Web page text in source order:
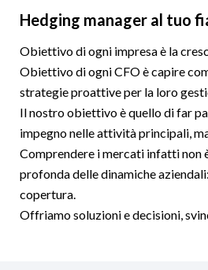
Hedging manager al tuo
Obiettivo di ogni impresa è la
Obiettivo di ogni CFO è capire
strategie proattive per la loro
Il nostro obiettivo è quello di far
impegno nelle attività principali,
Comprendere i mercati infatti non
profonda delle dinamiche
copertura.
Offriamo soluzioni e decisioni,